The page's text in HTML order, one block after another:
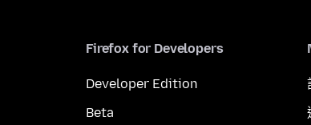
Firefox for Developers
Developer Edition
Beta